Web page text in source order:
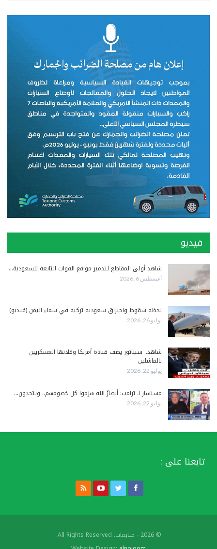
فيديو
شاهد أولى المقاطع لتدمير مواقع القوات التابعة للسعودية…
أغسطس 6, 2026
لحظة سقوط واحتراق سعودية تركية في سماء اليمن (فيديو)
يوليو 26, 2026
شاهد.. سيناتور يصف قيادة أمريكا وقادتها العسكريين
بالفاشلين
يوليو 22, 2026
مستشار لـ ترامب: أنصارُ الله هزموا كل خصومهم.. ويتحدون…
يوليو 22, 2026
تابعنا على :
© 2026 - متابعات. All Rights Reserved.